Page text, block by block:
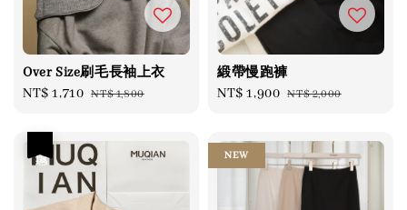
Over Size刷毛長袖上衣
Sale
NT$ 1,710 Regular
NT$ 1,800
緞帶慢跑褲
Sale
NT$ 1,900 Regular
NT$ 2,000
NEW